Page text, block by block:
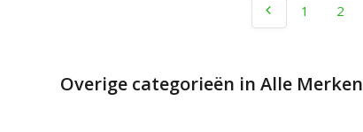
1 2
Overige categorieën in Alle Merken